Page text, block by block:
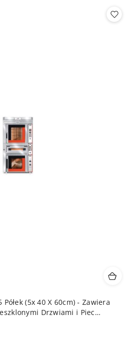
(5x 40 X 60cm) - Zawiera
Drzwiami i Piec